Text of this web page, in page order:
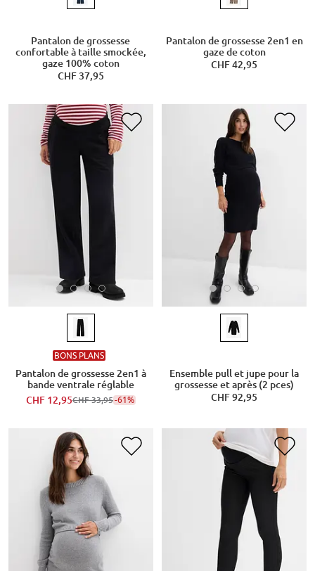
Pantalon de grossesse
confortable à taille smockée,
gaze 100% coton
CHF 37,95
Pantalon de grossesse 2en1 en
gaze de coton
CHF 42,95
BONS PLANS
Pantalon de grossesse 2en1 à
bande ventrale réglable
CHF 12,95CHF 33,95-61%
Ensemble pull et jupe pour la
grossesse et après (2 pces)
CHF 92,95